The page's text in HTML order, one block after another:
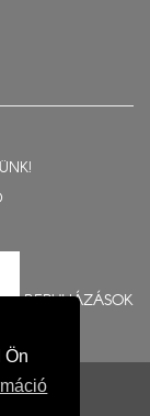
Ön
BERUHÁZÁSOK